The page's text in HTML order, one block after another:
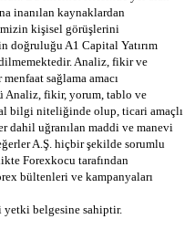
inanılan kaynaklardan
kişisel görüşlerini
doğruluğu A1 Capital Yatırım
Analiz, fikir ve
sağlama amacı
Analiz, fikir, yorum, tablo ve
bilgi niteliğinde olup, ticari amaçlı
dahil uğranılan maddi ve manevi
A.Ş. hiçbir şekilde sorumlu
Forexkocu tarafından
bültenleri ve kampanyaları
yetki belgesine sahiptir.